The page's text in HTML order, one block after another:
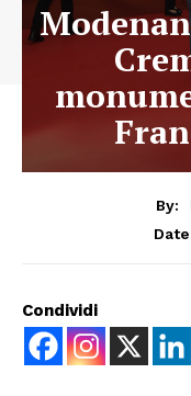
By:
Condividi